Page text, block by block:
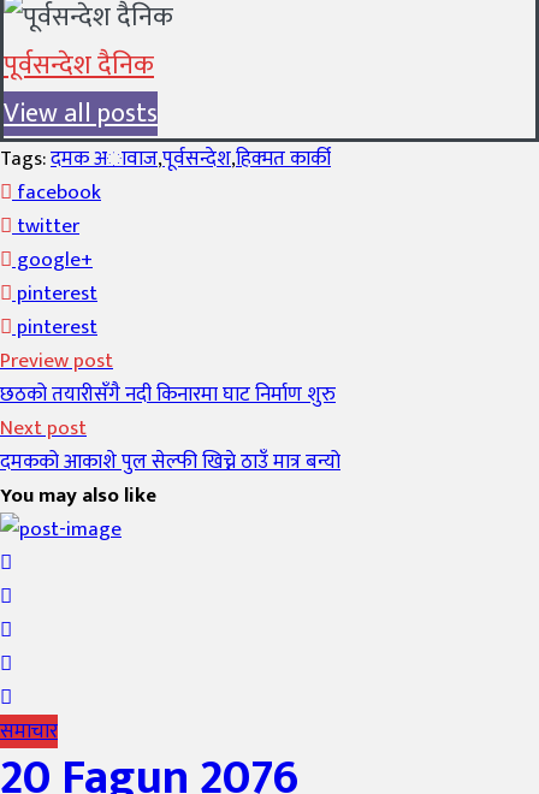
पूर्वसन्देश दैनिक
View all posts
Tags:दमक अावाज,पूर्वसन्देश,हिक्मत कार्की
facebook
twitter
google+
pinterest
pinterest
Preview post
छठको तयारीसँगै नदी किनारमा घाट निर्माण शुरु
Next post
दमकको आकाशे पुल सेल्फी खिच्ने ठाउँ मात्र बन्यो
You may also like
समाचार